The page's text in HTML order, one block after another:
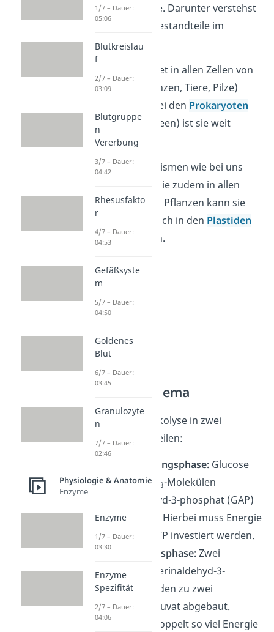
Cytosoleiner Zelle. Darunter verstehst
du die flüssigen Bestandteile im
Cytoplasma.
Die Glykolyse findet in allen Zellen von
Eukaryoten
(Pflanzen, Tiere, Pilze)
statt. Aber auch bei den Prokaryoten
(Bakterien, Archaeen) ist sie weit
verbreitet.
In höheren Organismen wie bei uns
Menschen findet sie zudem in allen
Zelltypen statt. Bei Pflanzen kann sie
zusätzlich auch noch in den Plastiden
praktiziert werden.
Glykolyse Schema
Du kannst die Glykolyse in zwei
Abschnitte unterteilen:
Vorbereitungsphase: Glucose
wird zu zwei C
3-Molekülen
Glycerinaldehyd-3-phosphat (GAP)
umgewandelt. Hierbei muss Energie
in Form von ATP investiert werden.
und die
Ertragsphase:Zwei
Moleküle Glycerinaldehyd-3-
phosphat werden zu zwei
Molekülen Pyruvat abgebaut.
Hierbei wird doppelt so viel Energie
1/7 – Dauer:
05:06
Blutkreislau
f
2/7 – Dauer:
03:09
Blutgruppe
n
Vererbung
3/7 – Dauer:
04:42
Rhesusfakto
r
4/7 – Dauer:
04:53
Gefäßsyste
m
5/7 – Dauer:
04:50
Goldenes
Blut
6/7 – Dauer:
03:45
Granulozyte
n
7/7 – Dauer:
02:46
Physiologie & Anatomie
Enzyme
Enzyme
1/7 – Dauer:
03:30
Enzyme
Spezifität
2/7 – Dauer:
04:06